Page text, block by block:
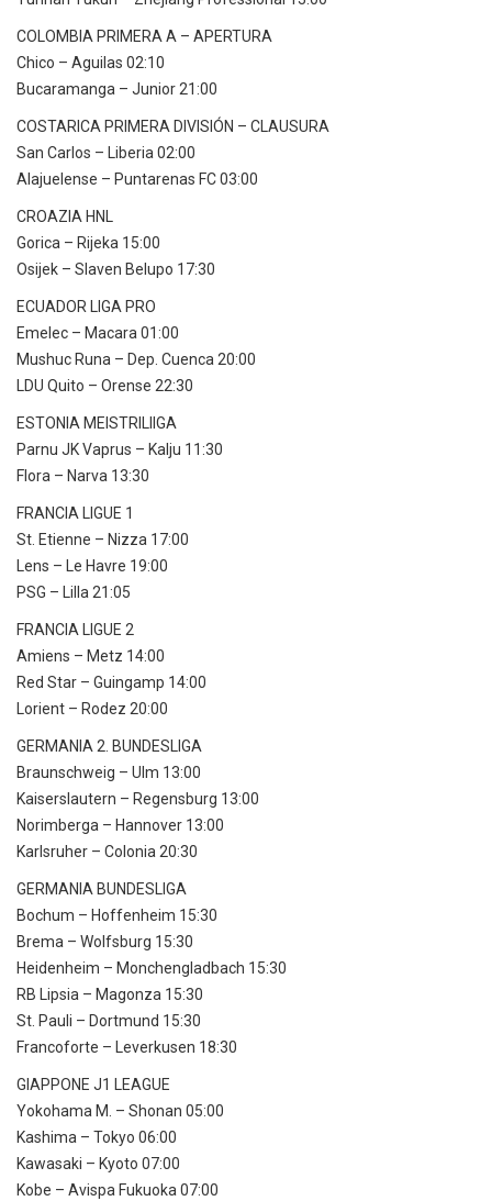
COLOMBIA PRIMERA A – APERTURA
Chico – Aguilas 02:10
Bucaramanga – Junior 21:00
COSTARICA PRIMERA DIVISIÓN – CLAUSURA
San Carlos – Liberia 02:00
Alajuelense – Puntarenas FC 03:00
CROAZIA HNL
Gorica – Rijeka 15:00
Osijek – Slaven Belupo 17:30
ECUADOR LIGA PRO
Emelec – Macara 01:00
Mushuc Runa – Dep. Cuenca 20:00
LDU Quito – Orense 22:30
ESTONIA MEISTRILIIGA
Parnu JK Vaprus – Kalju 11:30
Flora – Narva 13:30
FRANCIA LIGUE 1
St. Etienne – Nizza 17:00
Lens – Le Havre 19:00
PSG – Lilla 21:05
FRANCIA LIGUE 2
Amiens – Metz 14:00
Red Star – Guingamp 14:00
Lorient – Rodez 20:00
GERMANIA 2. BUNDESLIGA
Braunschweig – Ulm 13:00
Kaiserslautern – Regensburg 13:00
Norimberga – Hannover 13:00
Karlsruher – Colonia 20:30
GERMANIA BUNDESLIGA
Bochum – Hoffenheim 15:30
Brema – Wolfsburg 15:30
Heidenheim – Monchengladbach 15:30
RB Lipsia – Magonza 15:30
St. Pauli – Dortmund 15:30
Francoforte – Leverkusen 18:30
GIAPPONE J1 LEAGUE
Yokohama M. – Shonan 05:00
Kashima – Tokyo 06:00
Kawasaki – Kyoto 07:00
Kobe – Avispa Fukuoka 07:00